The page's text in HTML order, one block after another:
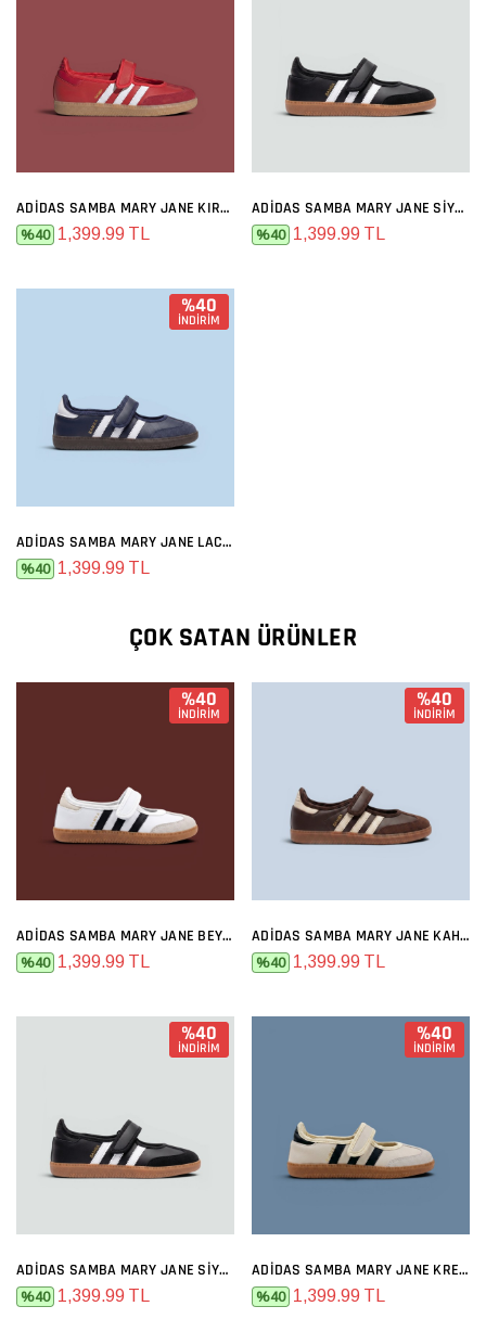
ADIDAS SAMBA MARY JANE KIRMIZI
%40 1,399.99 TL
ADIDAS SAMBA MARY JANE SIYAH BEYAZ
%40 1,399.99 TL
%40
İNDİRİM
ADIDAS SAMBA MARY JANE LACIVERT
%40 1,399.99 TL
ÇOK SATAN ÜRÜNLER
%40
İNDİRİM
ADIDAS SAMBA MARY JANE BEYAZ SIYAH
%40 1,399.99 TL
%40
İNDİRİM
ADIDAS SAMBA MARY JANE KAHVE
%40 1,399.99 TL
%40
İNDİRİM
ADIDAS SAMBA MARY JANE SIYAH BEYAZ
%40 1,399.99 TL
%40
İNDİRİM
ADIDAS SAMBA MARY JANE KREM SIYAH
%40 1,399.99 TL